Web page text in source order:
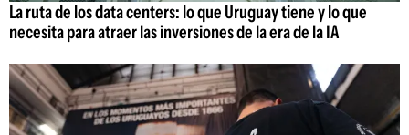
La ruta de los data centers: lo que Uruguay tiene y lo que
necesita para atraer las inversiones de la era de la IA